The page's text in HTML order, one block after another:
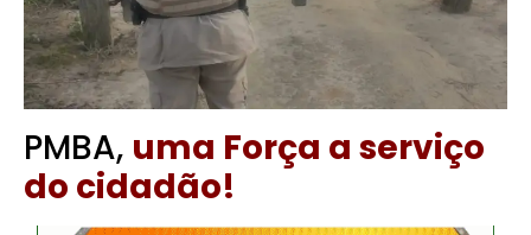
PMBA, uma Força a serviço
do cidadão!